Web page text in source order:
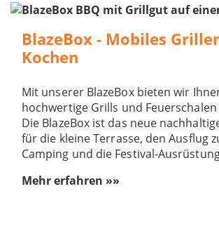
BlazeBox - Mobiles
Kochen
Mit unserer BlazeBox bieten wir
hochwertige Grills und Feuerschalen
Die BlazeBox ist das neue
für die kleine Terrasse, den Ausflug
Camping und die Festival-
Mehr erfahren »»